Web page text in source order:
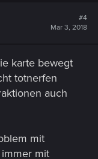
#4
Mar 3, 2018
karte bewegt
totnerfen
auch
mit
mit